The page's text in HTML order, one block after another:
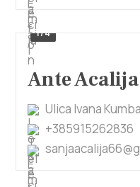
1/4
Ante Acalija
Ulica Ivana
+385915262836